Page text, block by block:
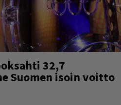
32,7
Suomen isoin voitto